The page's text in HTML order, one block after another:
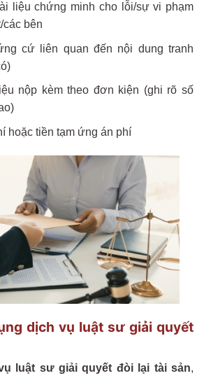
liệu chứng minh cho lỗi/sự vi phạm
các bên
cứ liên quan đến nội dung tranh
nộp kèm theo đơn kiện (ghi rõ số
hoặc tiền tạm ứng án phí
dịch vụ luật sư giải quyết
luật sư giải quyết đòi lại tài sản,